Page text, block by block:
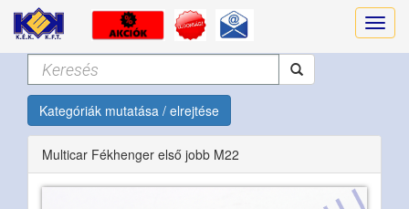
Kategóriák mutatása / elrejtése
Multicar Fékhenger első jobb M22